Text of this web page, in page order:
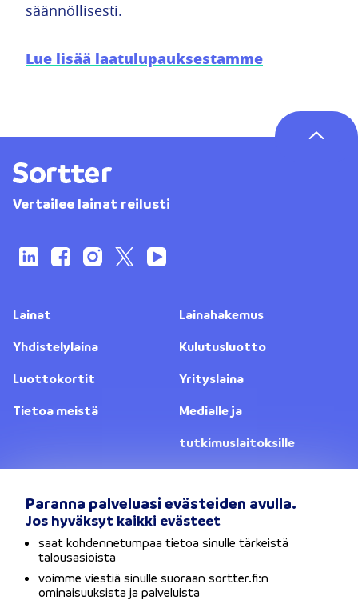
Paranna palveluasi evästeiden avulla.
Jos hyväksyt kaikki evästeet
saat kohdennetumpaa tietoa sinulle tärkeistä
talousasioista
voimme viestiä sinulle suoraan sortter.fi:n
ominaisuuksista ja palveluista
säännöllisesti.
Lue lisää laatulupauksestamme
Vertailee lainat reilusti
Lainat
Lainahakemus
Yhdistelylaina
Kulutusluotto
Luottokortit
Yrityslaina
Tietoa meistä
Medialle ja
tutkimuslaitoksille
Vaihda sijaintia